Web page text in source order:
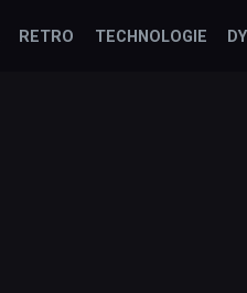
RETRO TECHNOLOGIE